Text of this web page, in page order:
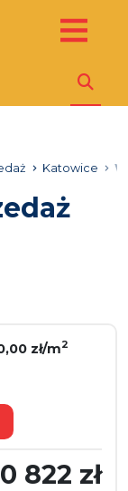
Katowice
zł/m2
822 zł